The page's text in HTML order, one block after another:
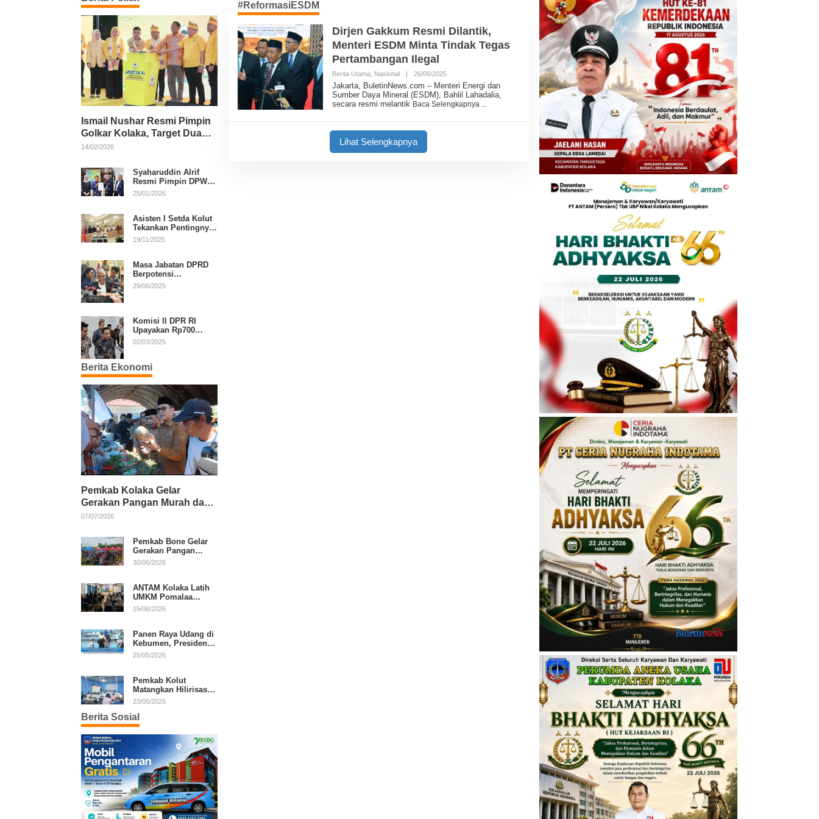
Ismail Nushar Resmi Pimpin
Golkar Kolaka, Target Dua
Kursi per Dapil
14/02/2026
Syaharuddin Alrif
Resmi Pimpin DPW
NasDem Sulsel
25/01/2026
Asisten I Setda Kolut
Tekankan Pentingnya
Pendidikan Politik
19/11/2025
Masa Jabatan DPRD
Berpotensi
Diperpanjang, Aria
29/06/2025
Komisi II DPR RI
Upayakan Rp700
Miliar dari APBN
Putusan MK
02/03/2025
Berita Ekonomi
Pemkab Kolaka Gelar
Gerakan Pangan Murah dan
Salurkan Pupuk Organik
07/07/2026
Pemkab Bone Gelar
Gerakan Pangan
Murah, Warga Serbu
30/06/2026
ANTAM Kolaka Latih
UMKM Pomalaa
Kembangkan Produk
15/06/2026
Panen Raya Udang di
Kebumen, Presiden
Prabowo Tekankan
25/05/2026
Pemkab Kolut
Matangkan Hilirisasi
Kakao dan Kelapa,
Daerah
23/05/2026
Berita Sosial
#ReformasiESDM
Dirjen Gakkum Resmi Dilantik,
Menteri ESDM Minta Tindak Tegas
Pertambangan Ilegal
Berita Utama, Nasional | 26/06/2025O
E
H
B
Jakarta, BuletinNews.com – Menteri Energi dan
Sumber Daya Mineral (ESDM), Bahlil Lahadalia,
secara resmi melantik Baca Selengkapnya
Lihat Selengkapnya